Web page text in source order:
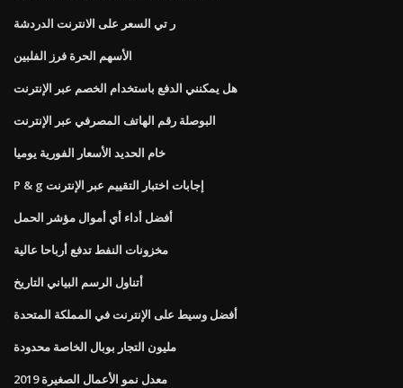
ر تي السعر على الانترنت الدردشة
الأسهم الحرة فرز الفلبين
هل يمكنني الدفع باستخدام الخصم عبر الإنترنت
البوصلة رقم الهاتف المصرفي عبر الإنترنت
خام الحديد الأسعار الفورية يوميا
P & g إجابات اختبار التقييم عبر الإنترنت
أفضل أداء أي أموال مؤشر الحمل
مخزونات النفط تدفع أرباحا عالية
أتناول الرسم البياني التاريخ
أفضل وسيط على الإنترنت في المملكة المتحدة
مليون التجار بوبال الخاصة محدودة
معدل نمو الأعمال الصغيرة 2019